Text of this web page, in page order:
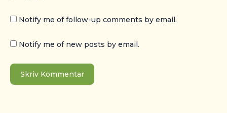
Notify me of follow-up comments by email.
Notify me of new posts by email.